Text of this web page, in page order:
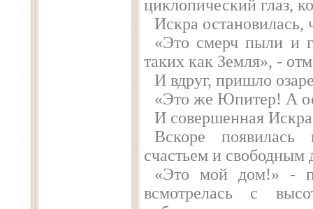
циклопический глаз,
Искра остановилась,
«Это смерч пыли и
таких как Земля», -
И вдруг, пришло
«Это же Юпитер! А
И совершенная
Вскоре появилась
счастьем и свободным
«Это мой дом!» -
всмотрелась с